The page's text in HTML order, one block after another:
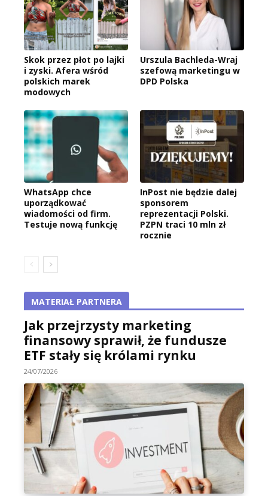
Skok przez płot po lajki
i zyski. Afera wśród
polskich marek
modowych
Urszula Bachleda-Wraj
szefową marketingu w
DPD Polska
WhatsApp chce
uporządkować
wiadomości od firm.
Testuje nową funkcję
InPost nie będzie dalej
sponsorem
reprezentacji Polski.
PZPN traci 10 mln zł
rocznie
MATERIAŁ PARTNERA
Jak przejrzysty marketing
finansowy sprawił, że fundusze
ETF stały się królami rynku
24/07/2026